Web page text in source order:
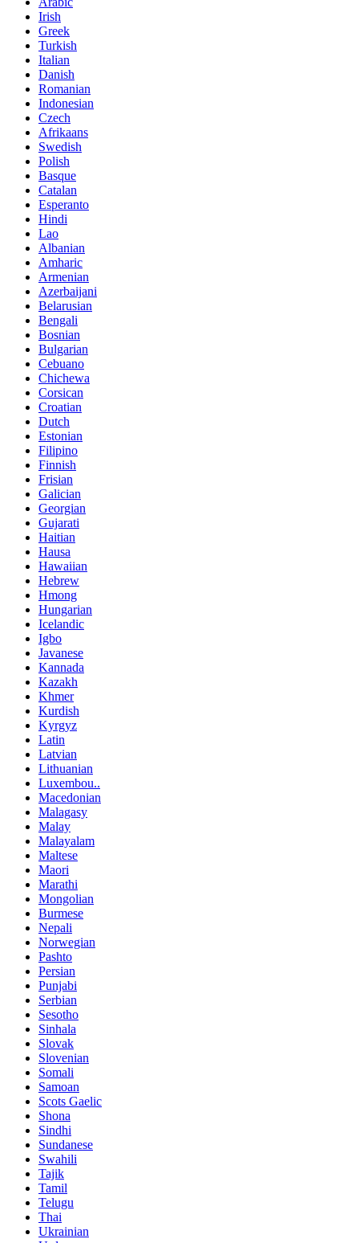
Irish
Greek
Turkish
Italian
Danish
Romanian
Indonesian
Czech
Afrikaans
Swedish
Polish
Basque
Catalan
Esperanto
Hindi
Lao
Albanian
Amharic
Armenian
Azerbaijani
Belarusian
Bengali
Bosnian
Bulgarian
Cebuano
Chichewa
Corsican
Croatian
Dutch
Estonian
Filipino
Finnish
Frisian
Galician
Georgian
Gujarati
Haitian
Hausa
Hawaiian
Hebrew
Hmong
Hungarian
Icelandic
Igbo
Javanese
Kannada
Kazakh
Khmer
Kurdish
Kyrgyz
Latin
Latvian
Lithuanian
Luxembou..
Macedonian
Malagasy
Malay
Malayalam
Maltese
Maori
Marathi
Mongolian
Burmese
Nepali
Norwegian
Pashto
Persian
Punjabi
Serbian
Sesotho
Sinhala
Slovak
Slovenian
Somali
Samoan
Scots Gaelic
Shona
Sindhi
Sundanese
Swahili
Tajik
Tamil
Telugu
Thai
Ukrainian